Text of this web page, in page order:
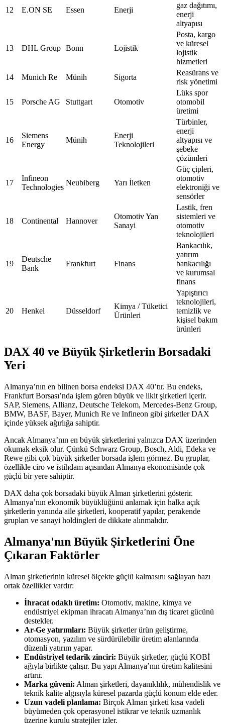
12 E.ON SE Essen Enerji
gaz dağıtımı,
enerji
altyapısı
13 DHL Group Bonn Lojistik
Posta, kargo
ve küresel
lojistik
hizmetleri
14
Munich Re Münih Sigorta
Reasürans ve
risk yönetimi
15 Porsche AG Stuttgart Otomotiv
Lüks spor
otomobil
üretimi
16
Siemens
Energy
Münih
Enerji
Teknolojileri
Türbinler,
enerji
altyapısı ve
şebeke
çözümleri
17
Infineon
Technologies
Neubiberg Yarı İletken
Güç çipleri,
otomotiv
elektroniği ve
sensörler
18 Continental Hannover
Otomotiv Yan
Sanayi
Lastik, fren
sistemleri ve
otomotiv
teknolojileri
19
Deutsche
Bank
Frankfurt Finans
Bankacılık,
yatırım
bankacılığı
ve kurumsal
finans
20 Henkel Düsseldorf
Kimya / Tüketici
Ürünleri
Yapıştırıcı
teknolojileri,
temizlik ve
kişisel bakım
ürünleri
DAX 40 ve Büyük Şirketlerin Borsadaki
Yeri
Almanya’nın en bilinen borsa endeksi DAX 40’tır. Bu endeks,
Frankfurt Borsası’nda işlem gören büyük ve likit şirketleri içerir.
SAP, Siemens, Allianz, Deutsche Telekom, Mercedes-Benz Group,
BMW, BASF, Bayer, Munich Re ve Infineon gibi şirketler DAX
içinde yüksek ağırlığa sahiptir.
Ancak Almanya’nın en büyük şirketlerini yalnızca DAX üzerinden
okumak eksik olur. Çünkü Schwarz Group, Bosch, Aldi, Edeka ve
Rewe gibi çok büyük şirketler borsada işlem görmez. Bu gruplar,
özellikle ciro ve istihdam açısından Almanya ekonomisinde çok
güçlü bir yere sahiptir.
DAX daha çok borsadaki büyük Alman şirketlerini gösterir.
Almanya’nın ekonomik büyüklüğünü anlamak için halka açık
şirketlerin yanında aile şirketleri, kooperatif yapılar, perakende
grupları ve sanayi holdingleri de dikkate alınmalıdır.
Almanya'nın Büyük Şirketlerini Öne
Çıkaran Faktörler
Alman şirketlerinin küresel ölçekte güçlü kalmasını sağlayan bazı
ortak özellikler vardır:
İhracat odaklı üretim: Otomotiv, makine, kimya ve
endüstriyel ekipman ihracatı Almanya’nın dış ticaret gücünü
destekler.
Ar-Ge yatırımları: Büyük şirketler ürün geliştirme,
otomasyon, yazılım ve sürdürülebilir üretim alanlarında
düzenli yatırım yapar.
Endüstriyel tedarik zinciri: Büyük şirketler, güçlü KOBİ
ağıyla birlikte çalışır. Bu yapı Almanya’nın üretim kalitesini
artırır.
Marka güveni: Alman şirketleri, dayanıklılık, mühendislik ve
teknik kalite algısıyla küresel pazarda güçlü konum elde eder.
Uzun vadeli planlama: Birçok Alman şirketi kısa vadeli
büyümeden çok operasyonel istikrar ve teknik uzmanlık
üzerine kurulu stratejiler izler.